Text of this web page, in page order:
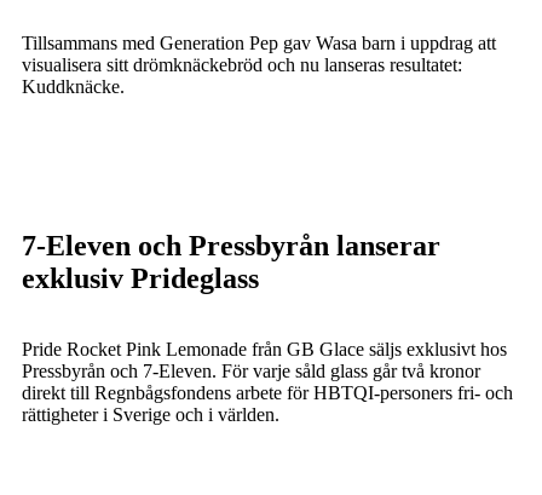
Tillsammans med Generation Pep gav Wasa barn i uppdrag att
visualisera sitt drömknäckebröd och nu lanseras resultatet:
Kuddknäcke.
7-Eleven och Pressbyrån lanserar
exklusiv Prideglass
Pride Rocket Pink Lemonade från GB Glace säljs exklusivt hos
Pressbyrån och 7-Eleven. För varje såld glass går två kronor
direkt till Regnbågsfondens arbete för HBTQI-personers fri- och
rättigheter i Sverige och i världen.